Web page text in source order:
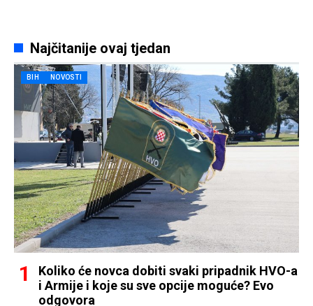
Najčitanije ovaj tjedan
BIH NOVOSTI
Koliko će novca dobiti svaki pripadnik HVO-a
i Armije i koje su sve opcije moguće? Evo
odgovora